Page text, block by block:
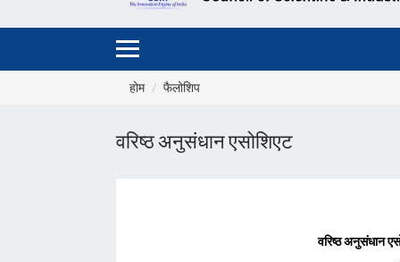
होम फैलोशिप
वरिष्ठ अनुसंधान एसोशिएट
वरिष्ठ अनुसंधान